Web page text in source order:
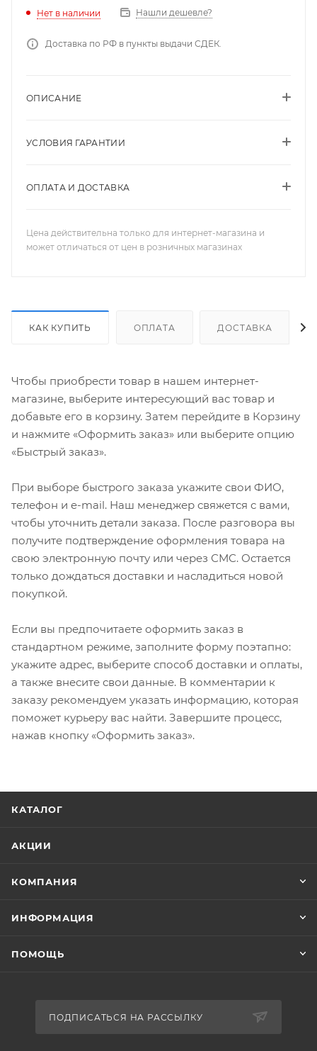
Нет в наличии Нашли дешевле?
Доставка по РФ в пункты выдачи СДЕК.
ОПИСАНИЕ
УСЛОВИЯ ГАРАНТИИ
ОПЛАТА И ДОСТАВКА
Цена действительна только для интернет-магазина и
может отличаться от цен в розничных магазинах
КАК КУПИТЬ ОПЛАТА ДОСТАВКА
Чтобы приобрести товар в нашем интернет-
магазине, выберите интересующий вас товар и
добавьте его в корзину. Затем перейдите в Корзину
и нажмите «Оформить заказ» или выберите опцию
«Быстрый заказ».
При выборе быстрого заказа укажите свои ФИО,
телефон и e-mail. Наш менеджер свяжется с вами,
чтобы уточнить детали заказа. После разговора вы
получите подтверждение оформления товара на
свою электронную почту или через СМС. Остается
только дождаться доставки и насладиться новой
покупкой.
Если вы предпочитаете оформить заказ в
стандартном режиме, заполните форму поэтапно:
укажите адрес, выберите способ доставки и оплаты,
а также внесите свои данные. В комментарии к
заказу рекомендуем указать информацию, которая
поможет курьеру вас найти. Завершите процесс,
нажав кнопку «Оформить заказ».
КАТАЛОГ
АКЦИИ
КОМПАНИЯ
ИНФОРМАЦИЯ
ПОМОЩЬ
ПОДПИСАТЬСЯ НА РАССЫЛКУ